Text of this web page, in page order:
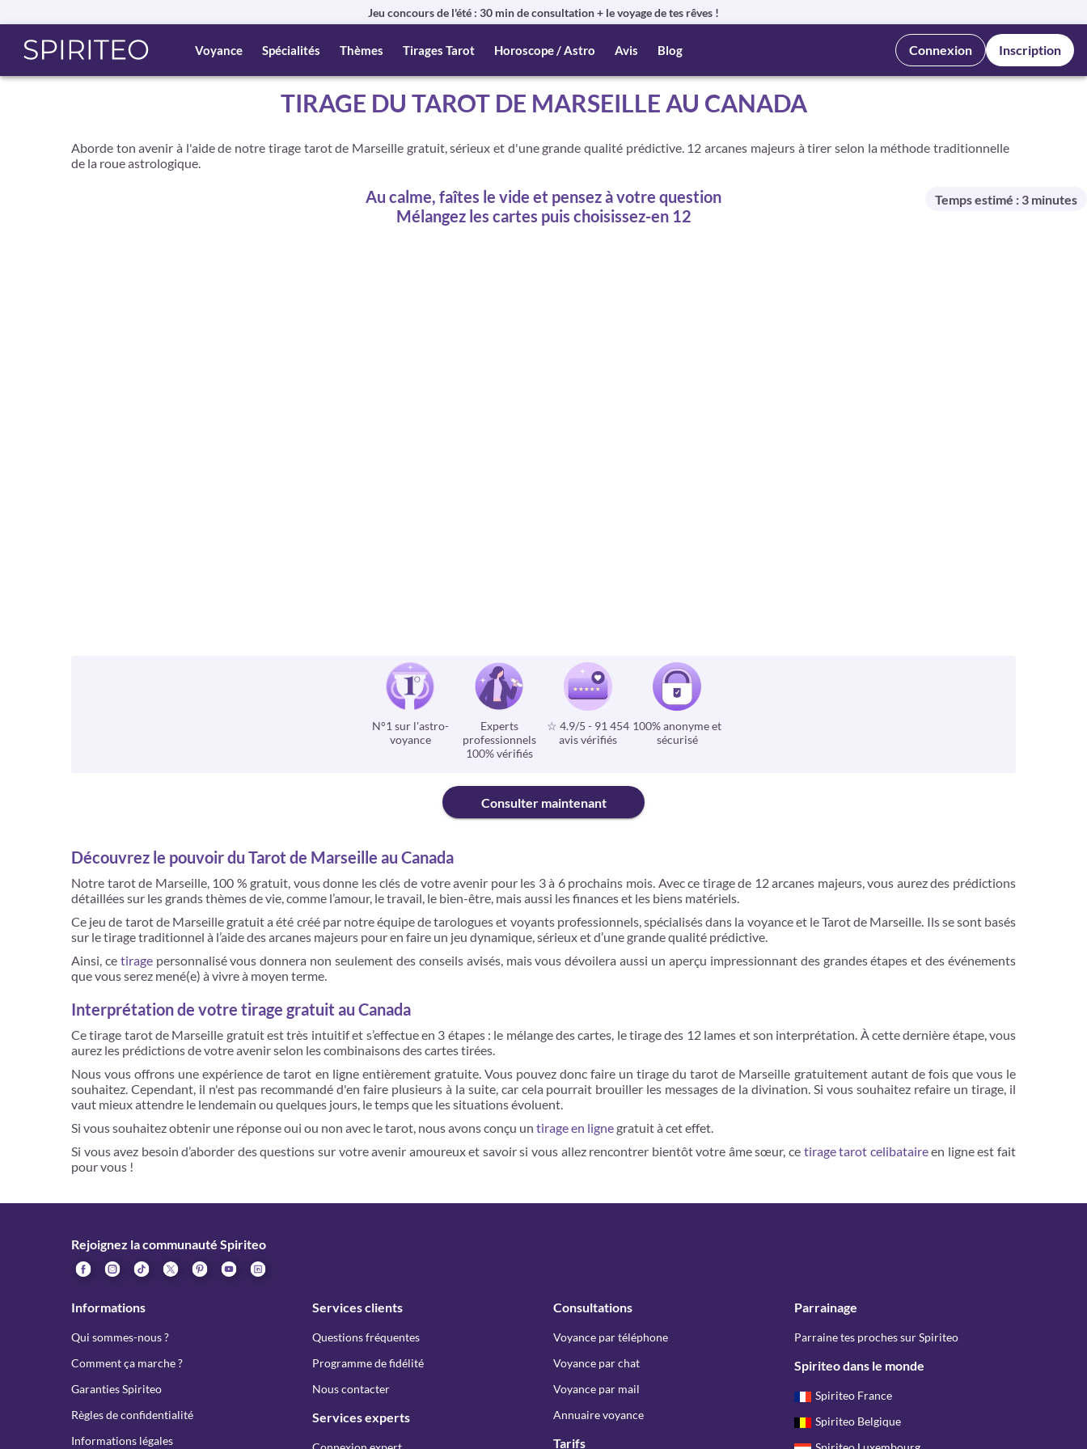
Jeu concours de l'été : 30 min de consultation + le voyage de tes rêves !
Voyance Spécialités Thèmes Tirages Tarot Horoscope / Astro Avis Blog Connexion Inscription
TIRAGE DU TAROT DE MARSEILLE AU CANADA
Aborde ton avenir à l'aide de notre tirage tarot de Marseille gratuit, sérieux et d'une grande qualité prédictive. 12 arcanes majeurs à tirer selon la méthode traditionnelle
de la roue astrologique.
Temps estimé : 3 minutes
Au calme, faîtes le vide et pensez à votre question
Mélangez les cartes puis choisissez-en 12
N°1 sur l'astro-
voyance
Experts
professionnels
100% vérifiés
☆ 4.9/5 - 91 454
avis vérifiés
100% anonyme et
sécurisé
Consulter maintenant
Découvrez le pouvoir du Tarot de Marseille au Canada
Notre tarot de Marseille, 100 % gratuit, vous donne les clés de votre avenir pour les 3 à 6 prochains mois. Avec ce tirage de 12 arcanes majeurs, vous aurez des prédictions
détaillées sur les grands thèmes de vie, comme l’amour, le travail, le bien-être, mais aussi les finances et les biens matériels.
Ce jeu de tarot de Marseille gratuit a été créé par notre équipe de tarologues et voyants professionnels, spécialisés dans la voyance et le Tarot de Marseille. Ils se sont basés
sur le tirage traditionnel à l’aide des arcanes majeurs pour en faire un jeu dynamique, sérieux et d’une grande qualité prédictive.
Ainsi, ce tiragepersonnalisé vous donnera non seulement des conseils avisés, mais vous dévoilera aussi un aperçu impressionnant des grandes étapes et des événements
que vous serez mené(e) à vivre à moyen terme.
Interprétation de votre tirage gratuit au Canada
Ce tirage tarot de Marseille gratuit est très intuitif et s’effectue en 3 étapes : le mélange des cartes, le tirage des 12 lames et son interprétation. À cette dernière étape, vous
aurez les prédictions de votre avenir selon les combinaisons des cartes tirées.
Nous vous offrons une expérience de tarot en ligne entièrement gratuite. Vous pouvez donc faire un tirage du tarot de Marseille gratuitement autant de fois que vous le
souhaitez. Cependant, il n'est pas recommandé d'en faire plusieurs à la suite, car cela pourrait brouiller les messages de la divination. Si vous souhaitez refaire un tirage, il
vaut mieux attendre le lendemain ou quelques jours, le temps que les situations évoluent.
Si vous souhaitez obtenir une réponse oui ou non avec le tarot, nous avons conçu un tirage en lignegratuit à cet effet.
Si vous avez besoin d’aborder des questions sur votre avenir amoureux et savoir si vous allez rencontrer bientôt votre âme sœur, ce tirage tarot celibataireen ligne est fait
pour vous !
Rejoignez la communauté Spiriteo
Informations
Qui sommes-nous ?
Comment ça marche ?
Garanties Spiriteo
Règles de confidentialité
Informations légales
Services clients
Questions fréquentes
Programme de fidélité
Nous contacter
Services experts
Consultations
Voyance par téléphone
Voyance par chat
Voyance par mail
Annuaire voyance
Tarifs
Parrainage
Parraine tes proches sur Spiriteo
Spiriteo dans le monde
Spiriteo France
Spiriteo Belgique